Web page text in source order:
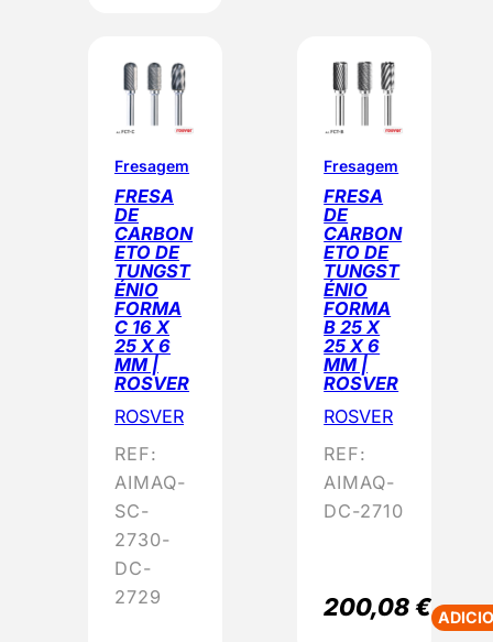
Fresagem
FRESA
DE
CARBON
ETO DE
TUNGST
ÉNIO
FORMA
C 16 X
25 X 6
MM |
ROSVER
ROSVER
REF:
AIMAQ-
SC-
2730-
DC-
2729
Fresagem
FRESA
DE
CARBON
ETO DE
TUNGST
ÉNIO
FORMA
B 25 X
25 X 6
MM |
ROSVER
ROSVER
REF:
AIMAQ-
DC-2710
200,08€